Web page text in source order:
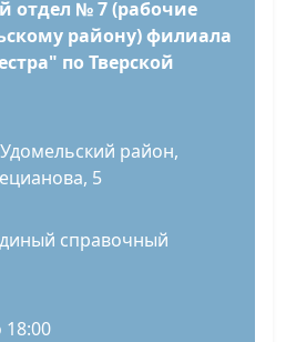
отдел № 7 (рабочие
району) филиала
по Тверской
район,
5
справочный
18:00